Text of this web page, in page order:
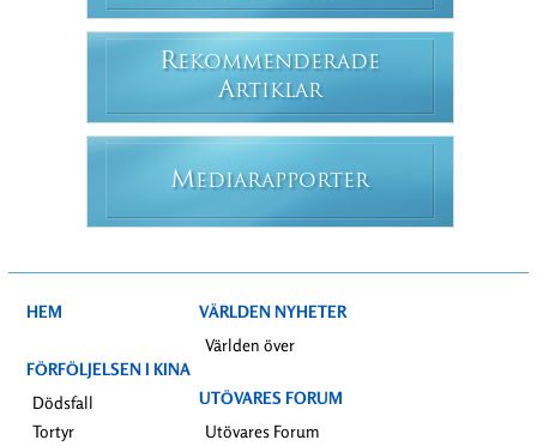
REKOMMENDERADE
ARTIKLAR
MEDIARAPPORTER
HEM
FÖRFÖLJELSEN I KINA
Dödsfall
Tortyr
VÄRLDEN NYHETER
Världen över
UTÖVARES FORUM
Utövares Forum